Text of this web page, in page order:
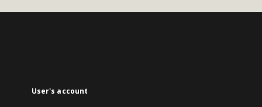
User's account